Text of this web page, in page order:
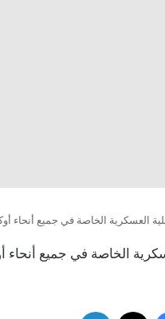
العسكرية الخاصة في جميع أنحاء
الخاصة في جميع أنحاء
فيسبوك